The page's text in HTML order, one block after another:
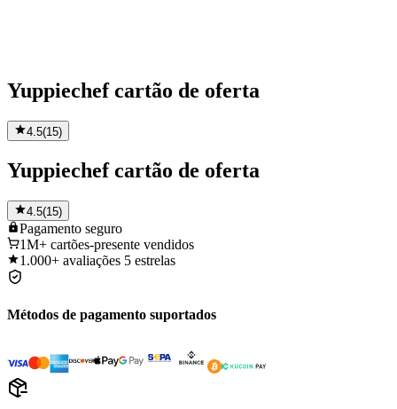
Yuppiechef cartão de oferta
4.5(15)
Yuppiechef cartão de oferta
4.5(15)
Pagamento seguro
1M+ cartões-presente vendidos
1.000+ avaliações 5 estrelas
Métodos de pagamento suportados